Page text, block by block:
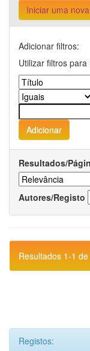
Iniciar uma
Adicionar filtros:
Utilizar filtros
Resultados/
Autores/Registo
Resultados 1-1 de
Registos: